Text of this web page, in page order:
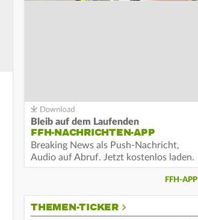
Bleib auf dem Laufenden
FFH-NACHRICHTEN-APP
Breaking News als Push-Nachricht,
Audio auf Abruf. Jetzt kostenlos laden.
FFH-APP
THEMEN-TICKER